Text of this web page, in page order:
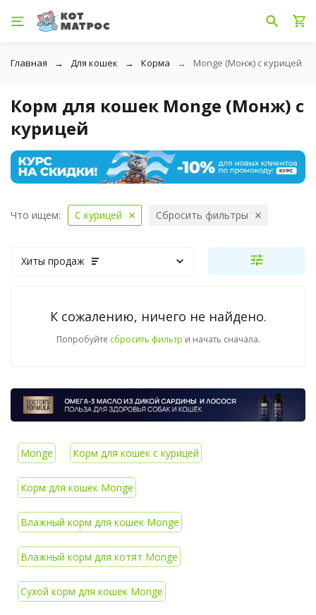
Главная Для кошек Корма Monge (Монж) с курицей
Корм для кошек Monge (Монж) с
курицей
Что ищем: С курицей Сбросить фильтры
Хиты продаж
К сожалению, ничего не найдено.
Попробуйте сбросить фильтр и начать сначала.
Monge Корм для кошек с курицей
Корм для кошек Monge
Влажный корм для кошек Monge
Влажный корм для котят Monge
Сухой корм для кошек Monge